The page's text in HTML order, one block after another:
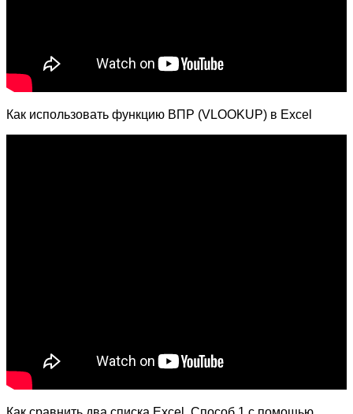
Как использовать функцию ВПР (VLOOKUP) в Excel